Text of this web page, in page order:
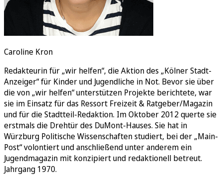
Caroline Kron
Redakteurin für „wir helfen“, die Aktion des „Kölner Stadt-
Anzeiger“ für Kinder und Jugendliche in Not. Bevor sie über
die von „wir helfen“ unterstützen Projekte berichtete, war
sie im Einsatz für das Ressort Freizeit & Ratgeber/Magazin
und für die Stadtteil-Redaktion. Im Oktober 2012 querte sie
erstmals die Drehtür des DuMont-Hauses. Sie hat in
Würzburg Politische Wissenschaften studiert, bei der „Main-
Post“ volontiert und anschließend unter anderem ein
Jugendmagazin mit konzipiert und redaktionell betreut.
Jahrgang 1970.